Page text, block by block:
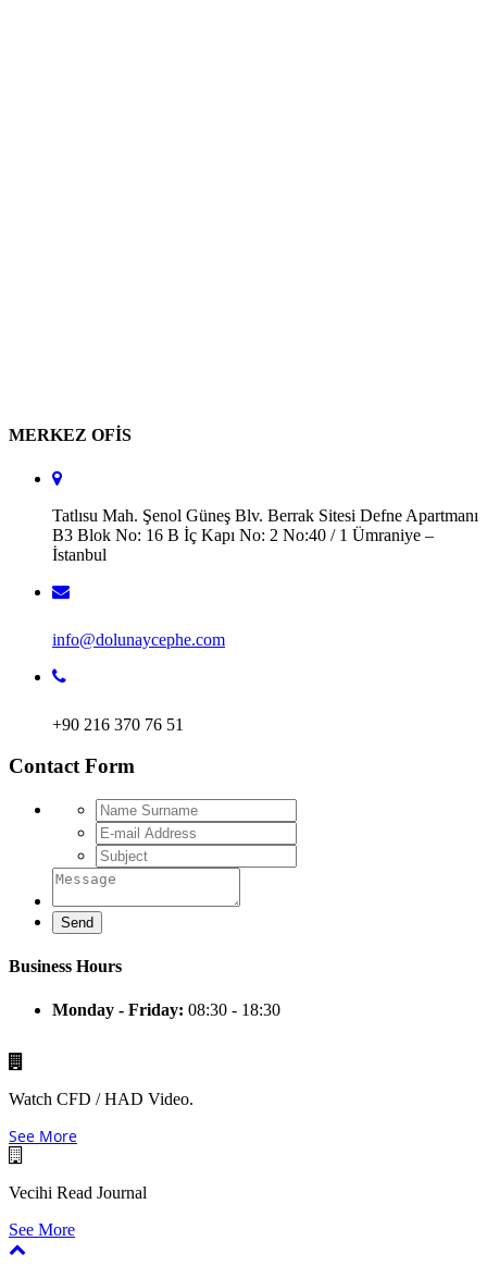
MERKEZ OFİS
Tatlısu Mah. Şenol Güneş Blv. Berrak Sitesi Defne Apartmanı
B3 Blok No: 16 B İç Kapı No: 2 No:40 / 1 Ümraniye –
İstanbul
info@dolunaycephe.com
+90 216 370 76 51
Contact Form
Send
Business Hours
Monday - Friday: 08:30 - 18:30
Watch CFD / HAD Video.
See More
Vecihi Read Journal
See More